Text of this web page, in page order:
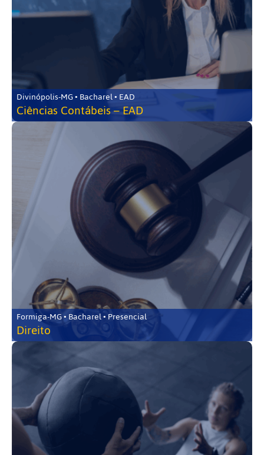
Divinópolis-MG • Bacharel • EAD
Ciências Contábeis – EAD
Formiga-MG • Bacharel • Presencial
Direito